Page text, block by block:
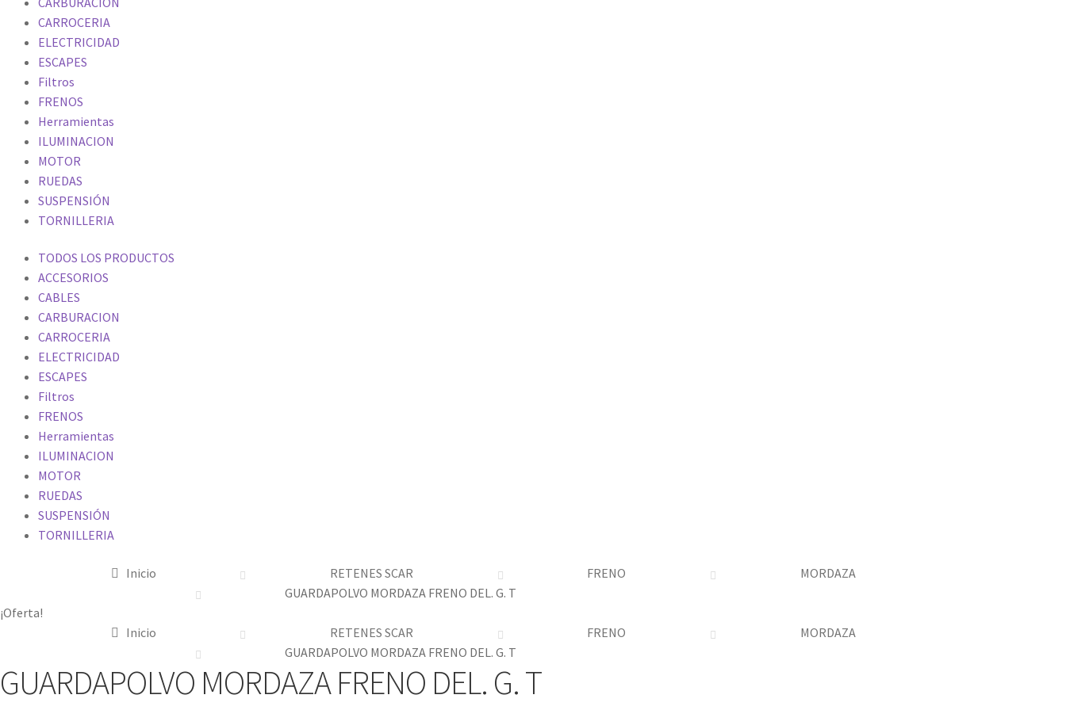
CARROCERIA
ELECTRICIDAD
ESCAPES
Filtros
FRENOS
Herramientas
ILUMINACION
MOTOR
RUEDAS
SUSPENSIÓN
TORNILLERIA
TODOS LOS PRODUCTOS
ACCESORIOS
CABLES
CARBURACION
CARROCERIA
ELECTRICIDAD
ESCAPES
Filtros
FRENOS
Herramientas
ILUMINACION
MOTOR
RUEDAS
SUSPENSIÓN
TORNILLERIA
Inicio RETENES SCAR FRENO
MORDAZA
GUARDAPOLVO MORDAZA FRENO DEL. G. T
¡Oferta!
Inicio
RETENES SCAR FRENO
MORDAZA
GUARDAPOLVO MORDAZA FRENO DEL. G. T
GUARDAPOLVO MORDAZA FRENO DEL. G. T